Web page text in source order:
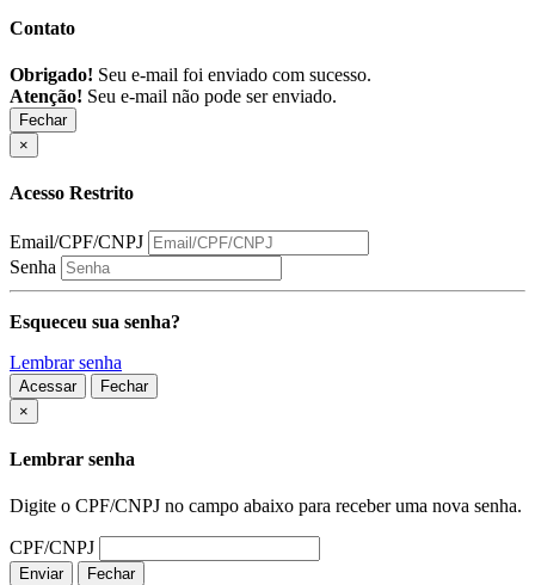
Contato
Obrigado! Seu e-mail foi enviado com sucesso.
Atenção! Seu e-mail não pode ser enviado.
Fechar
×
Acesso Restrito
Email/CPF/CNPJ
Senha
Esqueceu sua senha?
Lembrar senha
Acessar
Fechar
×
Lembrar senha
Digite o CPF/CNPJ no campo abaixo para receber uma nova senha.
CPF/CNPJ
Enviar Fechar